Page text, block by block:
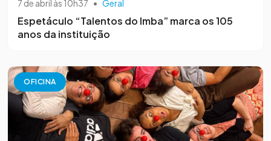
7 de abril às 10h37 • Geral
Espetáculo “Talentos do Imba” marca os 105
anos da instituição
OFICINA